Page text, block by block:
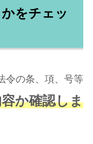
をチェッ
令の条、項、号等
か確認しま